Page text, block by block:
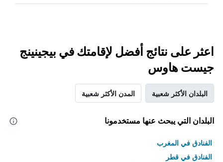
اعثر على نتائج أفضل لإقامتك في بيجينينج
جيست هاوس
البلدان الأكثر شعبية المدن الأكثر شعبية
البلدان التي يبحث عنها مستخدمونا
الفنادق في المغرب
الفنادق في قطر